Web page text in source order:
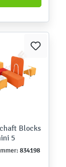
Blocks
5
834198